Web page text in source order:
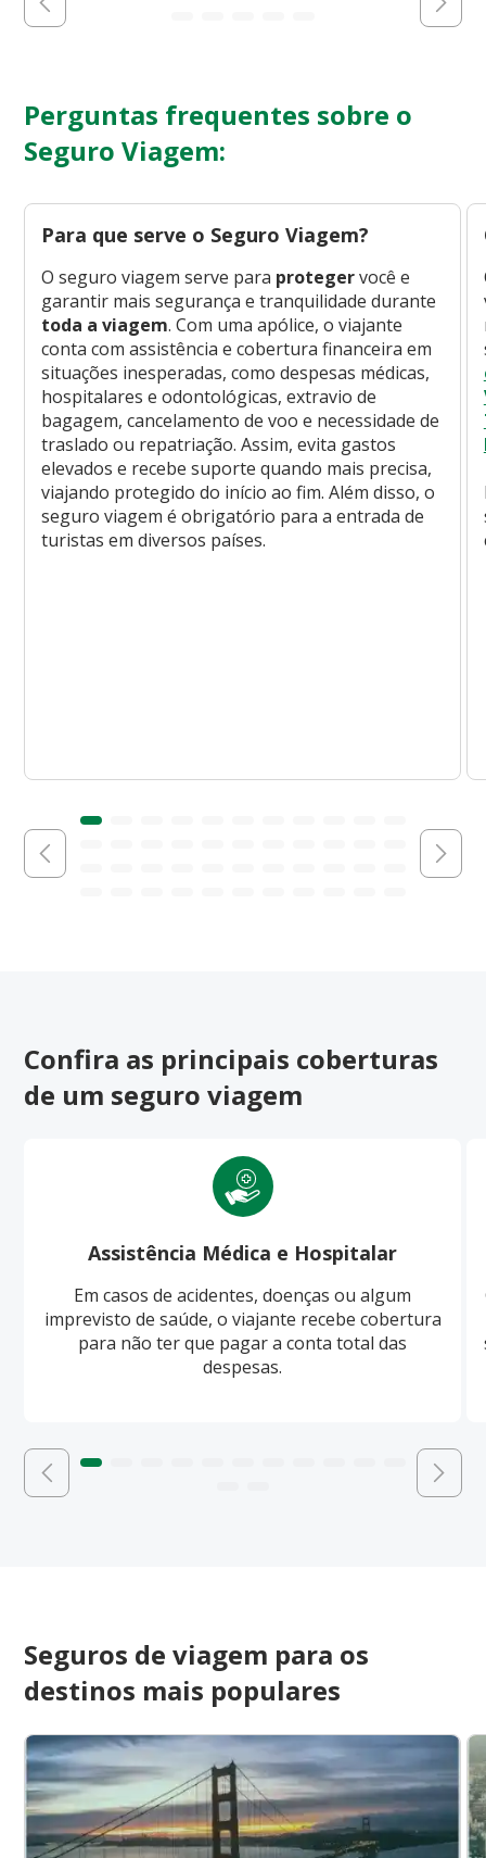
Perguntas frequentes sobre o
Seguro Viagem:
Para que serve o Seguro Viagem?
O seguro viagem serve para protegervocê e
garantir mais segurança e tranquilidade durante
toda a viagem. Com uma apólice, o viajante
conta com assistência e cobertura financeira em
situações inesperadas, como despesas médicas,
hospitalares e odontológicas, extravio de
bagagem, cancelamento de voo e necessidade de
traslado ou repatriação. Assim, evita gastos
elevados e recebe suporte quando mais precisa,
viajando protegido do início ao fim. Além disso, o
seguro viagem é obrigatório para a entrada de
turistas em diversos países.
Confira as principais coberturas
de um seguro viagem
Assistência Médica e Hospitalar
Em casos de acidentes, doenças ou algum
imprevisto de saúde, o viajante recebe cobertura
para não ter que pagar a conta total das
despesas.
Seguros de viagem para os
destinos mais populares